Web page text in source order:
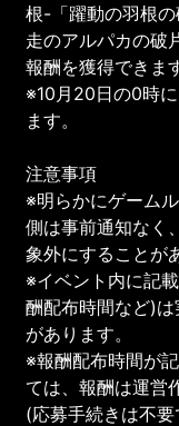
根-「躍動の羽根
走のアルパカの破
報酬を獲得できま
※10月20日の0時
ます。
注意事項
※明らかにゲーム
側は事前通知なく
象外にすることが
※イベント内に記
酬配布時間など)
があります。
※報酬配布時間が
ては、報酬は運営
(応募手続きは不要